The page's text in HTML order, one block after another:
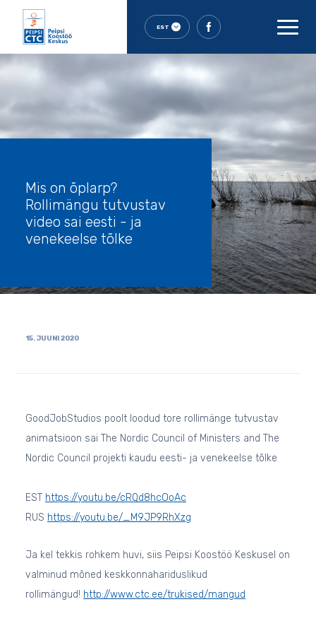
EST
Mis on õplarp?
Rollimängu tutvustav
video sai eesti - ja
venekeelse tõlke
15. JUUNI 2020
GoodJobStudios poolt loodud tore rollimänge tutvustav
animatsioon sai The Nordic Council of Ministers and The
Nordic Council projekti kaudu eesti- ja venekeelse tõlke
EST https://youtu.be/cRQd8hcOoAc
RUS https://youtu.be/_M9JP9RhXzg
Ja kel tekkis rohkem huvi, siis Peipsi Koostöö Keskusel on
valminud mõned keskkonnahariduslikud
rollimängud! http://www.ctc.ee/trukised/mangud